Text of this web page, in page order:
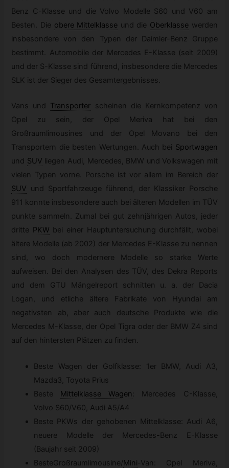
Benz C-Klasse und die Volvo Modelle S60 und V60 am
Besten. Die obere Mittelklasse und die Oberklasse werden
insbesondere von den Typen der Daimler-Benz Gruppe
bestimmt. Automobile der Mercedes E-Klasse (seit 2009)
und der S-Klasse sind führend, insbesondere die Mercedes
SLK ist der Sieger des Gesamtergebnisses.
Vans und Transporter scheinen die Kernkompetenz von
Opel zu sein, der Opel Meriva hat bei den
Großraumlimousines und der Opel Movano bei den
Transportern die besten Wertungen. Auch bei Sportwagen
und SUV liegen Audi, Mercedes, BMW und Volkswagen mit
vielen Typen vorne. Porsche ist vor allem im Bereich der
SUV und Sportfahrzeuge führend, der Klassiker Porsche
911 konnte insbesondere auch bei älteren Modellen im TÜV
punkte sammeln. Zumal bei gut zehnjährigen Autos, jeder
dritte
PKW
bei einer Hauptuntersuchung durchfällt, wobei
ältere Modelle (ab 2002) der Mercedes E-Klasse zu nennen
sind, wo doch modernere Modelle so starke Werte
aufweisen. Bei den Analysen des TÜV, des Dekra Reports
und dem GTU Mängelreport schnitten u. a. der Dacia
Logan, und etliche ältere Fabrikate von Hyundai am
negativsten ab, aber auch deutsche Produkte wie die
Mercedes M-Klasse, der Opel Tigra oder der BMW Z4 sind
auf den hintersten Plätzen zu finden.
Beste Wagen der Golfklasse: 1er BMW, Audi A3,
Mazda3, Toyota Prius
Beste
Mittelklasse Wagen: Mercedes C-Klasse,
Volvo S60/V60, Audi A5/A4
Beste PKWs der gehobenen Mittelklasse: Audi A6,
neuere Modelle der Mercedes-Benz E-Klasse
(Baujahr seit 2009)
BesteGroßraumlimousine/Mini-Van: Opel Meriva,